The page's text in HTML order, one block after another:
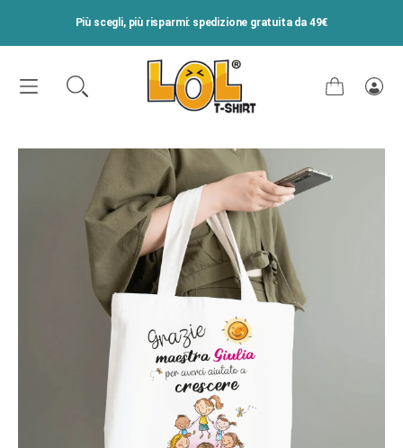
Più scegli, più risparmi: spedizione gratuita da 49€
Carrello